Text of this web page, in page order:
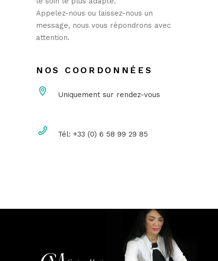
Appelez-nous ou laissez-nous un
message, nous vous répondrons avec
attention.
NOS COORDONNÉES
Uniquement sur rendez-vous
Tél: +33 (0) 6 58 99 29 85